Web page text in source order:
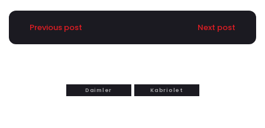
Previous post Next post
Daimler Kabriolet